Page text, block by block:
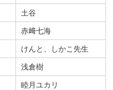
土谷
赤﨑七海
けんと、しかこ先生
浅倉樹
睦月ユカリ